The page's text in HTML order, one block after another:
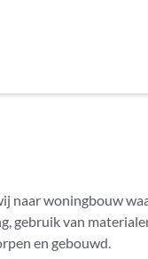
naar woningbouw
gebruik van
en gebouwd.